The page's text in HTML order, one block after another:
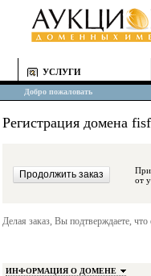
УСЛУГИ
Добро пожаловать
Регистрация домена
При
от
Делая заказ, Вы подтверждаете, что
ИНФОРМАЦИЯ О ДОМЕНЕ